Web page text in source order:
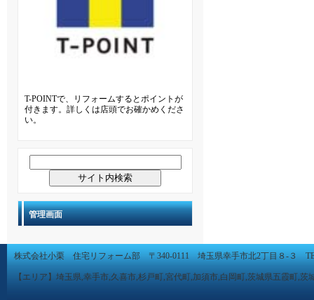
T-POINTで、リフォームするとポイントが
付きます。詳しくは店頭でお確かめくださ
い。
管理画面
株式会社小栗 住宅リフォーム部 〒340-0111 埼玉県幸手市北2丁目８-３
【エリア】埼玉県,幸手市,久喜市,杉戸町,宮代町,加須市,白岡町,茨城県五霞町,茨